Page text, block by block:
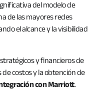
del modelo de
de las mayores redes
el alcance y la visibilidad
y financieros de
costos y la obtención de
con Marriott.